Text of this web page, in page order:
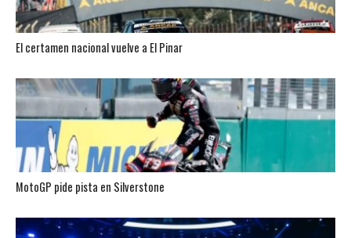
El certamen nacional vuelve a El Pinar
MotoGP pide pista en Silverstone